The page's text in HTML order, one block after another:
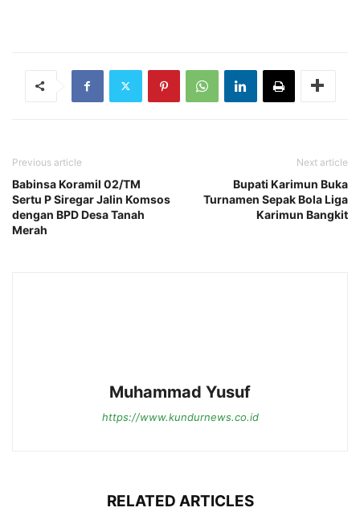
Previous article
Babinsa Koramil 02/TM
Sertu P Siregar Jalin Komsos
dengan BPD Desa Tanah
Merah
Next article
Bupati Karimun Buka
Turnamen Sepak Bola Liga
Karimun Bangkit
Muhammad Yusuf
https://www.kundurnews.co.id
RELATED ARTICLES